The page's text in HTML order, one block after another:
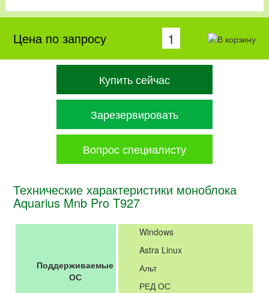
Цена по запросу
Купить сейчас
Зарезервировать
Вопрос специалисту
Технические характеристики моноблока
Aquarius Mnb Pro T927
Поддерживаемые
ОС
Windows
Astra Linux
Альт
РЕД ОС